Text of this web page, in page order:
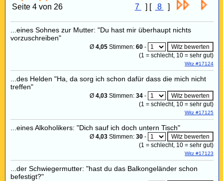
Seite 4 von 26
7
] [ 8 ]
...eines Sohnes zur Mutter: "Du hast mir überhaupt nichts
vorzuschreiben"
Ø 4,05 Stimmen: 60 -
(1 = schlecht, 10 = sehr gut)
Witz #17124
...des Helden "Ha, da sorg ich schon dafür dass die mich nicht
treffen"
Ø 4,03 Stimmen: 34 -
(1 = schlecht, 10 = sehr gut)
Witz #17125
...eines Alkoholikers: "Dich sauf ich doch untern Tisch"
Ø 4,03 Stimmen: 30 -
(1 = schlecht, 10 = sehr gut)
Witz #17123
...der Schwiegermutter: "hast du das Balkongeländer schon
befestigt?"